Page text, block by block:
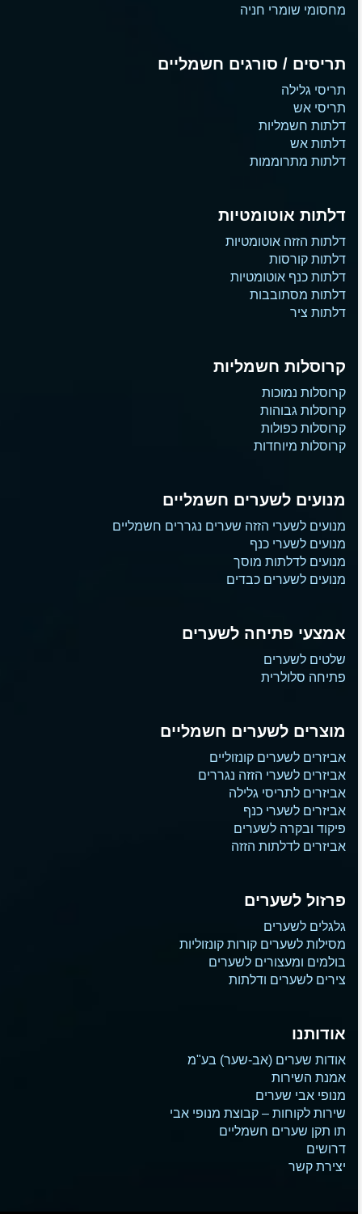
מחסומי שומרי חניה
תריסים / סורגים חשמליים
תריסי גלילה
תריסי אש
דלתות חשמליות
דלתות אש
דלתות מתרוממות
דלתות אוטומטיות
דלתות הזזה אוטומטיות
דלתות קורסות
דלתות כנף אוטומטיות
דלתות מסתובבות
דלתות ציר
קרוסלות חשמליות
קרוסלות נמוכות
קרוסלות גבוהות
קרוסלות כפולות
קרוסלות מיוחדות
מנועים לשערים חשמליים
מנועים לשערי הזזה שערים נגררים חשמליים
מנועים לשערי כנף
מנועים לדלתות מוסך
מנועים לשערים כבדים
אמצעי פתיחה לשערים
שלטים לשערים
פתיחה סלולרית
מוצרים לשערים חשמליים
אביזרים לשערים קונזוליים
אביזרים לשערי הזזה נגררים
אביזרים לתריסי גלילה
אביזרים לשערי כנף
פיקוד ובקרה לשערים
אביזרים לדלתות הזזה
פרזול לשערים
גלגלים לשערים
מסילות לשערים קורות קונזוליות
בולמים ומעצורים לשערים
צירים לשערים ודלתות
אודותנו
אודות שערים (אב-שער) בע"מ
אמנת השירות
מנופי אבי שערים
שירות לקוחות – קבוצת מנופי אבי
תו תקן שערים חשמליים
דרושים
יצירת קשר